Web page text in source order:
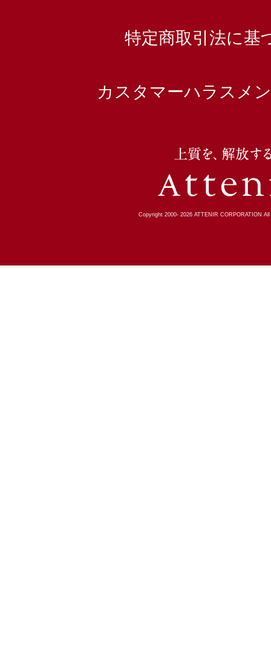
特定商取引法に基
カスタマーハラスメ
Copyright 2000- 2026ATTENIR CORPORATION